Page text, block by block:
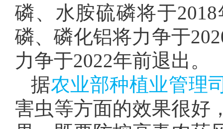
磷、水胺硫磷将于
磷、磷化铝将力争于
力争于2022年前退出。
据农业部种植业管理
害虫等方面的效果很好